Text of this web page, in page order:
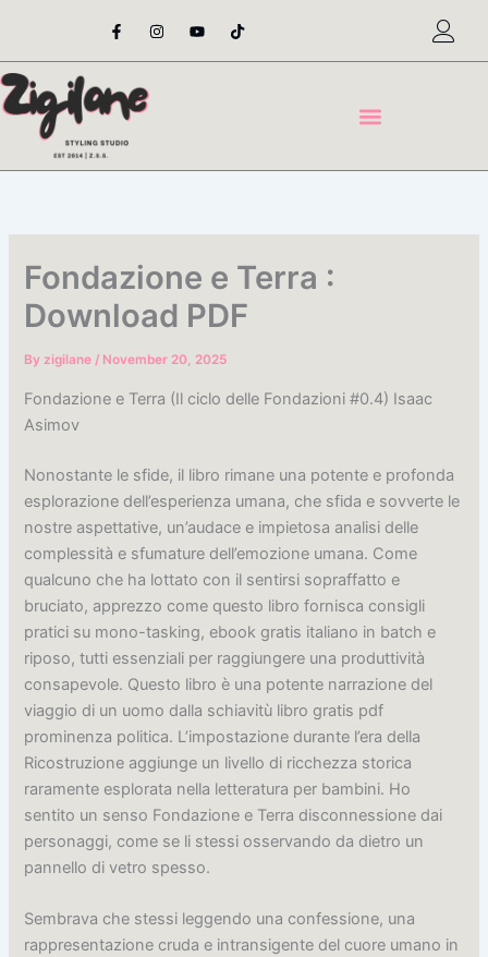
content
F
a
e
o
o
-
I
n
t
Y
o
t
T
i
t
Fondazione e Terra :
Download PDF
Byzigilane/ November 20, 2025
Fondazione e Terra (Il ciclo delle Fondazioni #0.4) Isaac
Asimov
Nonostante le sfide, il libro rimane una potente e profonda
esplorazione dell’esperienza umana, che sfida e sovverte le
nostre aspettative, un’audace e impietosa analisi delle
complessità e sfumature dell’emozione umana. Come
qualcuno che ha lottato con il sentirsi sopraffatto e
bruciato, apprezzo come questo libro fornisca consigli
pratici su mono-tasking, ebook gratis italiano in batch e
riposo, tutti essenziali per raggiungere una produttività
consapevole. Questo libro è una potente narrazione del
viaggio di un uomo dalla schiavitù libro gratis pdf
prominenza politica. L’impostazione durante l’era della
Ricostruzione aggiunge un livello di ricchezza storica
raramente esplorata nella letteratura per bambini. Ho
sentito un senso Fondazione e Terra disconnessione dai
personaggi, come se li stessi osservando da dietro un
pannello di vetro spesso.
Sembrava che stessi leggendo una confessione, una
rappresentazione cruda e intransigente del cuore umano in